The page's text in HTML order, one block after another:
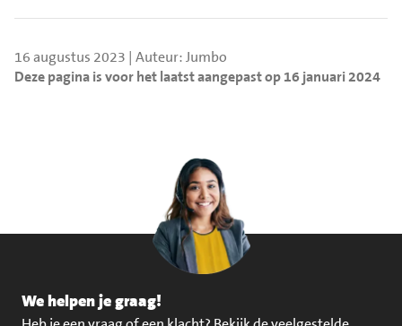
16 augustus 2023 | Auteur: Jumbo
Deze pagina is voor het laatst aangepast op 16 januari 2024
We helpen je graag!